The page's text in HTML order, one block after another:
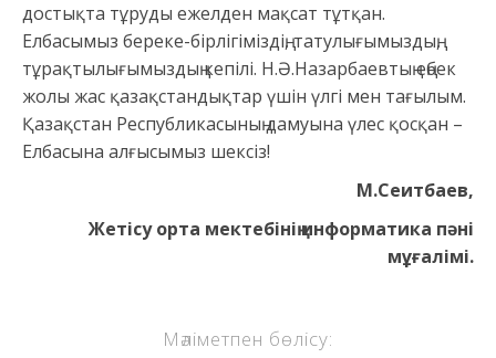
достықта тұруды ежелден мақсат тұтқан.
Елбасымыз береке-бірлігіміздің, татулығымыздың,
тұрақтылығымыздың кепілі. Н.Ә.Назарбаевтың еңбек
жолы жас қазақстандықтар үшін үлгі мен тағылым.
Қазақстан Республикасының дамуына үлес қосқан –
Елбасына алғысымыз шексіз!
М.Сеитбаев,
Жетісу орта мектебінің информатика пәні
мұғалімі.
Мәліметпен бөлісу: